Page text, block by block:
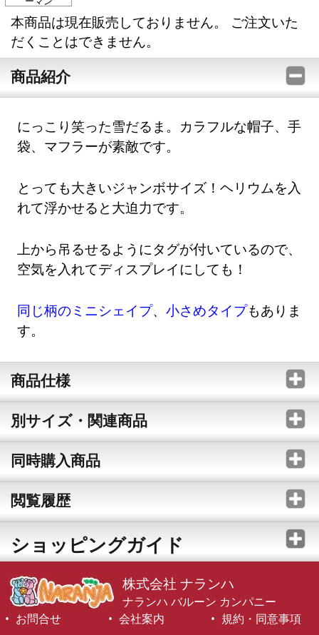
本商品は現在販売しておりません。 ご注文いた
だくことはできません。
商品紹介
にっこり笑った雪だるま。カラフルな帽子、手
袋、マフラーが素敵です。
とっても大きいジャンボサイズ！ヘリウムを入
れて浮かせると大迫力です。
上から吊るせるようにタグが付いているので、
空気を入れてディスプレイにしても！
同じ柄のミニシェイプ、小さめタイプもありま
す。
商品仕様
別サイズ・関連商品
同時購入商品
閲覧履歴
ショッピングガイド
株式会社 ナランハ
ナランハ バルーン カンパニー
お問合せ
会社案内 規約・同意事項